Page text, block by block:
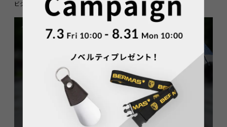
ビジネスシーンをスマートに！3WAYビジネスバッグの魅力に迫る
COLUMN